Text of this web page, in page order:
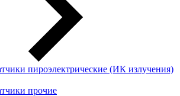
пироэлектрические (ИК излучения)
прочие